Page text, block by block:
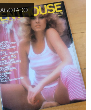
AGOTADO